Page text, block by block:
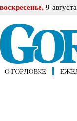
воскресенье, 9 августа